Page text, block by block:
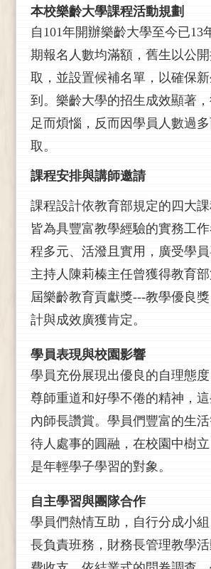
本校樂齡大學課程活動規劃
自 101年開辦樂齡大學至今已13
期報名人數均滿額，舊生以公
取，並設置候補名單，以確保
到。樂齡大學的招生成效顯著
足而煩惱，反而因學員人數過
取。
課程安排與講師邀請
課程設計依教育部規定的四大
皆為具豐富教學經驗的實務工
程多元、活潑且實用，廣受學
主持人陳莉榛主任曾獲得教育
屆樂齡教育貢獻獎---教學優良
計與成效廣獲肯定。
學員表現與校園影響
學員充份展現出優良的自理態度
尊師重道和好學不倦的精神，
內師長讚賞。學員們豐富的生活
待人處事的圓融，在校園中樹
是年輕學子學習的對象。
自主學習與團隊合作
學員們熱情互助，自行分成小
長負責班務，財務長管理教學